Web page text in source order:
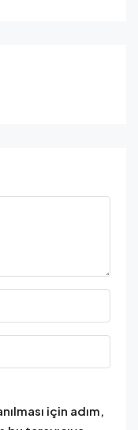
için adım,